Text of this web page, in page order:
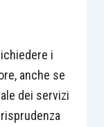
i
anche se
dei servizi